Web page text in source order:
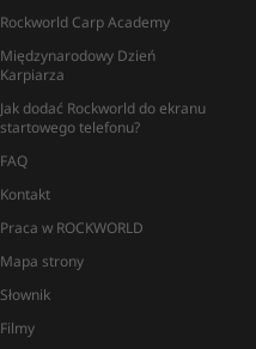
Rockworld Carp Academy
Międzynarodowy Dzień
Karpiarza
Jak dodać Rockworld do ekranu
startowego telefonu?
FAQ
Kontakt
Praca w ROCKWORLD
Mapa strony
Słownik
Filmy